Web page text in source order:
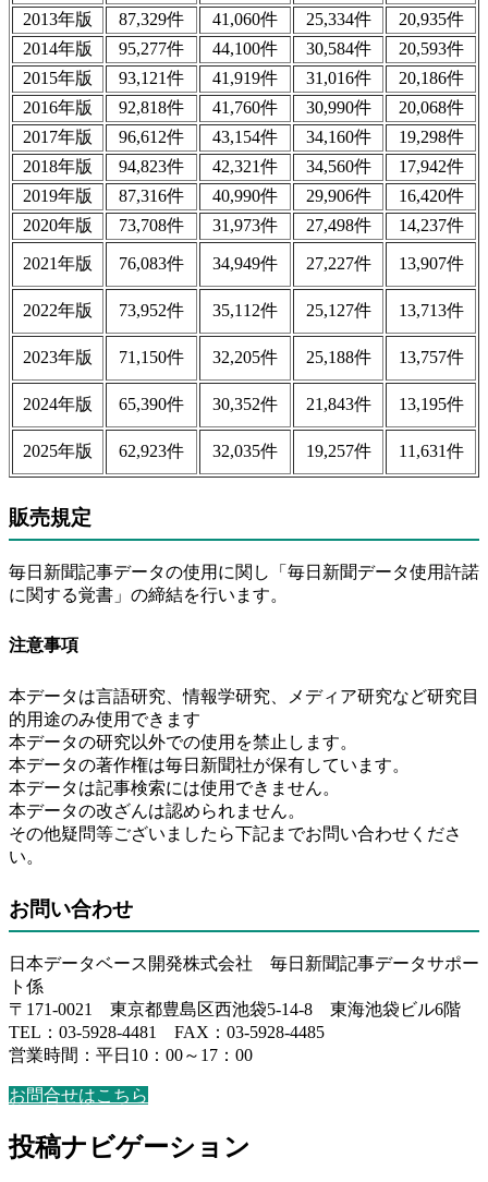
2013年版
87,329件 41,060件 25,334件
20,935件
2014年版
95,277件 44,100件 30,584件
20,593件
2015年版
93,121件 41,919件 31,016件
20,186件
2016年版
92,818件 41,760件 30,990件
20,068件
2017年版
96,612件 43,154件 34,160件
19,298件
2018年版
94,823件 42,321件 34,560件
17,942件
2019年版
87,316件 40,990件 29,906件
16,420件
2020年版
73,708件 31,973件 27,498件 14,237件
2021年版 76,083件 34,949件 27,227件 13,907件
2022年版 73,952件 35,112件 25,127件 13,713件
2023年版 71,150件 32,205件 25,188件 13,757件
2024年版 65,390件 30,352件 21,843件 13,195件
2025年版 62,923件 32,035件 19,257件 11,631件
販売規定
毎日新聞記事データの使用に関し「毎日新聞データ使用許諾
に関する覚書」の締結を行います。
注意事項
本データは言語研究、情報学研究、メディア研究など研究目
的用途のみ使用できます
本データの研究以外での使用を禁止します。
本データの著作権は毎日新聞社が保有しています。
本データは記事検索には使用できません。
本データの改ざんは認められません。
その他疑問等ございましたら下記までお問い合わせくださ
い。
お問い合わせ
日本データベース開発株式会社 毎日新聞記事データサポー
ト係
〒171-0021 東京都豊島区西池袋5-14-8 東海池袋ビル6階
TEL：03-5928-4481 FAX：03-5928-4485
営業時間：平日10：00～17：00
お問合せはこちら
投稿ナビゲーション